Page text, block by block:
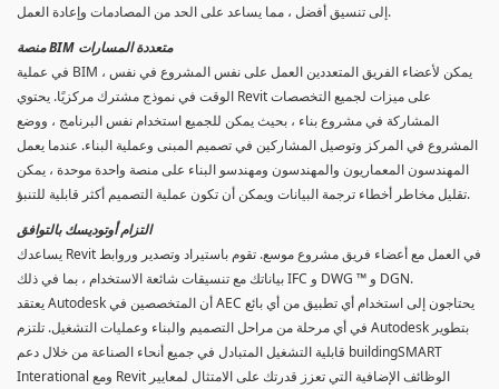
إلى تنسيق أفضل ، مما يساعد على الحد من المصادمات وإعادة العمل.
منصة BIM متعددة المسارات
في عملية BIM ، يمكن لأعضاء الفريق المتعددين العمل على نفس المشروع في نفس
الوقت في نموذج مشترك مركزيًا. يحتوي Revit على ميزات لجميع التخصصات
المشاركة في مشروع بناء ، بحيث يمكن للجميع استخدام نفس البرنامج ، ووضع
المشروع في المركز وتوصيل المشاركين في تصميم المبنى وعملية البناء. عندما يعمل
المهندسون المعماريون والمهندسون ومهندسو البناء على منصة واحدة موحدة ، يمكن
تقليل مخاطر أخطاء ترجمة البيانات ويمكن أن تكون عملية التصميم أكثر قابلية للتنبؤ.
التزام أوتوديسك بالتوافق
يساعدك Revit في العمل مع أعضاء فريق مشروع موسع. تقوم باستيراد وتصدير وروابط
بياناتك مع تنسيقات شائعة الاستخدام ، بما في ذلك IFC و DWG ™ و DGN.
يعتقد Autodesk أن المتخصصين في AEC يحتاجون إلى استخدام أي تطبيق من أي بائع
في أي مرحلة من مراحل التصميم والبناء وعمليات التشغيل. تلتزم Autodesk بتطوير
قابلية التشغيل المتبادل في جميع أنحاء الصناعة من خلال دعم buildingSMART
Interational ومع Revit الوظائف الإضافية التي تعزز قدرتك على الامتثال لمعايير